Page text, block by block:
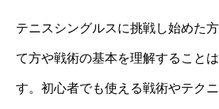
テニスシングルスに挑戦し始めた
て方や戦術の基本を理解すること
す。初心者でも使える戦術やテク